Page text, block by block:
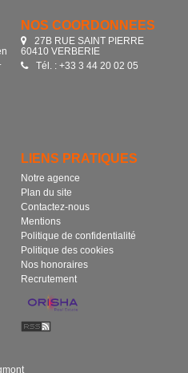
NOS COORDONNÉES
27B RUE SAINT PIERRE
60410 VERBERIE
Tél. : +33 3 44 20 02 05
LIENS PRATIQUES
Notre agence
Plan du site
Contactez-nous
Mentions
Politique de confidentialité
Politique des cookies
Nos honoraires
Recrutement